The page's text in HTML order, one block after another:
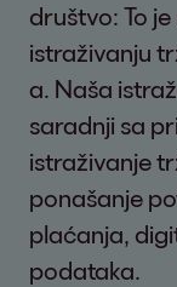
društvo: To
istraživanju
a. Naša
saradnji sa
istraživanje
ponašanje
plaćanja,
podataka.